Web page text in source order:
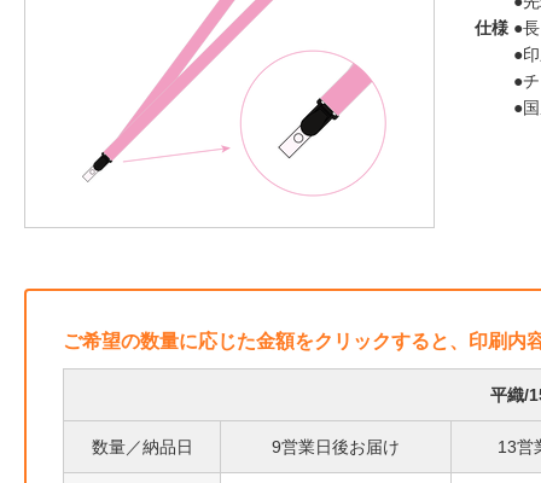
仕様 ●
●
●
●
ご希望の数量に応じた金額をクリックすると、印刷内
平織/
数量／納品日 9営業日後お届け 13営